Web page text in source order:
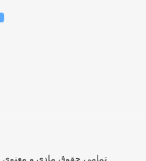
تمامی حقوق مادی و